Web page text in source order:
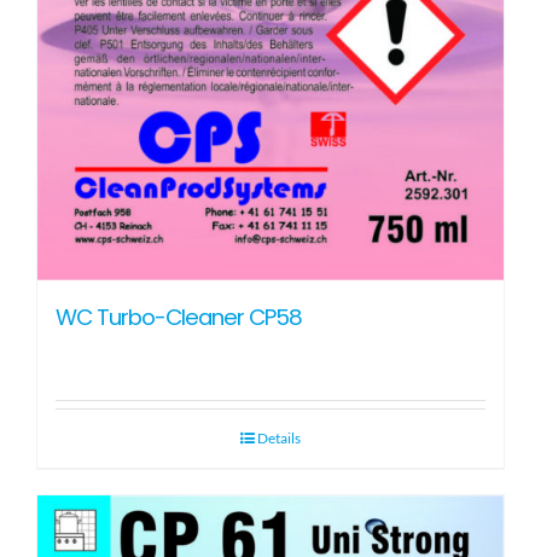
WC Turbo-Cleaner CP58
Details